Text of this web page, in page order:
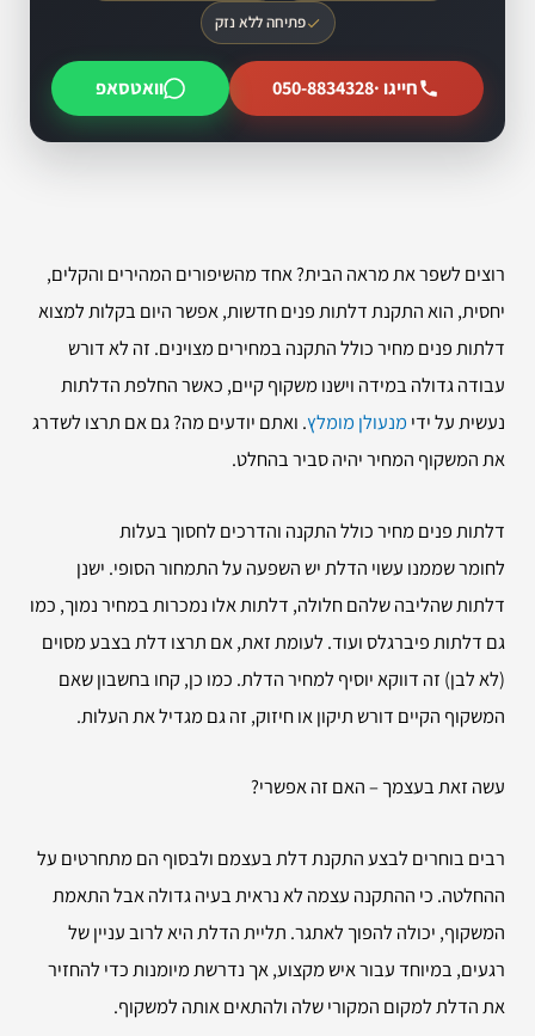
פתיחה ללא נזק
חייגו ·050-8834328 וואטסאפ
רוצים לשפר את מראה הבית? אחד מהשיפורים המהירים והקלים,
יחסית, הוא התקנת דלתות פנים חדשות, אפשר היום בקלות למצוא
דלתות פנים מחיר כולל התקנה במחירים מצוינים. זה לא דורש
עבודה גדולה במידה וישנו משקוף קיים, כאשר החלפת הדלתות
נעשית על ידי מנעולן מומלץ. ואתם יודעים מה? גם אם תרצו לשדרג
את המשקוף המחיר יהיה סביר בהחלט.
דלתות פנים מחיר כולל התקנה והדרכים לחסוך בעלות
לחומר שממנו עשוי הדלת יש השפעה על התמחור הסופי. ישנן
דלתות שהליבה שלהם חלולה, דלתות אלו נמכרות במחיר נמוך, כמו
גם דלתות פיברגלס ועוד. לעומת זאת, אם תרצו דלת בצבע מסוים
(לא לבן) זה דווקא יוסיף למחיר הדלת. כמו כן, קחו בחשבון שאם
המשקוף הקיים דורש תיקון או חיזוק, זה גם מגדיל את העלות.
עשה זאת בעצמך – האם זה אפשרי?
רבים בוחרים לבצע התקנת דלת בעצמם ולבסוף הם מתחרטים על
ההחלטה. כי ההתקנה עצמה לא נראית בעיה גדולה אבל התאמת
המשקוף, יכולה להפוך לאתגר. תליית הדלת היא לרוב עניין של
רגעים, במיוחד עבור איש מקצוע, אך נדרשת מיומנות כדי להחזיר
את הדלת למקום המקורי שלה ולהתאים אותה למשקוף.